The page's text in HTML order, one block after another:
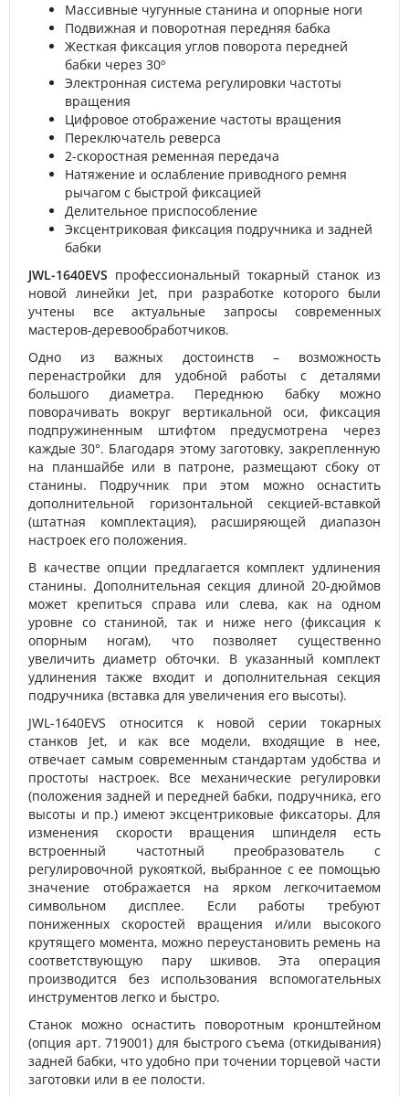
Массивные чугунные станина и опорные ноги
Подвижная и поворотная передняя бабка
Жесткая фиксация углов поворота передней
бабки через 30º
Электронная система регулировки частоты
вращения
Цифровое отображение частоты вращения
Переключатель реверса
2-скоростная ременная передача
Натяжение и ослабление приводного ремня
рычагом с быстрой фиксацией
Делительное приспособление
Эксцентриковая фиксация подручника и задней
бабки
JWL-1640EVS профессиональный токарный станок из
новой линейки Jet, при разработке которого были
учтены все актуальные запросы современных
мастеров-деревообработчиков.
Одно из важных достоинств – возможность
перенастройки для удобной работы с деталями
большого диаметра. Переднюю бабку можно
поворачивать вокруг вертикальной оси, фиксация
подпружиненным штифтом предусмотрена через
каждые 30°. Благодаря этому заготовку, закрепленную
на планшайбе или в патроне, размещают сбоку от
станины. Подручник при этом можно оснастить
дополнительной горизонтальной секцией-вставкой
(штатная комплектация), расширяющей диапазон
настроек его положения.
В качестве опции предлагается комплект удлинения
станины. Дополнительная секция длиной 20-дюймов
может крепиться справа или слева, как на одном
уровне со станиной, так и ниже него (фиксация к
опорным ногам), что позволяет существенно
увеличить диаметр обточки. В указанный комплект
удлинения также входит и дополнительная секция
подручника (вставка для увеличения его высоты).
JWL-1640EVS относится к новой серии токарных
станков Jet, и как все модели, входящие в нее,
отвечает самым современным стандартам удобства и
простоты настроек. Все механические регулировки
(положения задней и передней бабки, подручника, его
высоты и пр.) имеют эксцентриковые фиксаторы. Для
изменения скорости вращения шпинделя есть
встроенный частотный преобразователь с
регулировочной рукояткой, выбранное с ее помощью
значение отображается на ярком легкочитаемом
символьном дисплее. Если работы требуют
пониженных скоростей вращения и/или высокого
крутящего момента, можно переустановить ремень на
соответствующую пару шкивов. Эта операция
производится без использования вспомогательных
инструментов легко и быстро.
Станок можно оснастить поворотным кронштейном
(опция арт. 719001) для быстрого съема (откидывания)
задней бабки, что удобно при точении торцевой части
заготовки или в ее полости.